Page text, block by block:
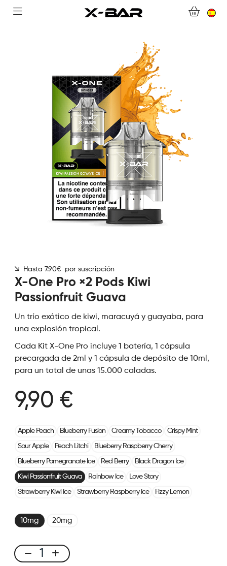
COLLECTIONS
CONTACTA CON NOSOTROS
PREGUNTAS MÁS FRECUENTES
CONVIÉRTASE EN UN MAYORISTA DE X-BAR
MI CUENTA
Hasta 7.90€ por suscripción
X-One Pro ×2 Pods Kiwi
Passionfruit Guava
Un trío exótico de kiwi, maracuyá y guayaba, para
una explosión tropical.
Cada Kit X-One Pro incluye 1 batería, 1 cápsula
precargada de 2ml y 1 cápsula de depósito de 10ml,
para un total de unas 15.000 caladas.
9,90 €
Apple Peach Blueberry Fusion Creamy Tobacco Crispy Mint
Sour Apple Peach Litchi Blueberry Raspberry Cherry
Blueberry Pomegranate Ice Red Berry Black Dragon Ice
Kiwi Passionfruit Guava Rainbow Ice Love Story
Strawberry Kiwi Ice Strawberry Raspberry Ice Fizzy Lemon
10mg 20mg
X-